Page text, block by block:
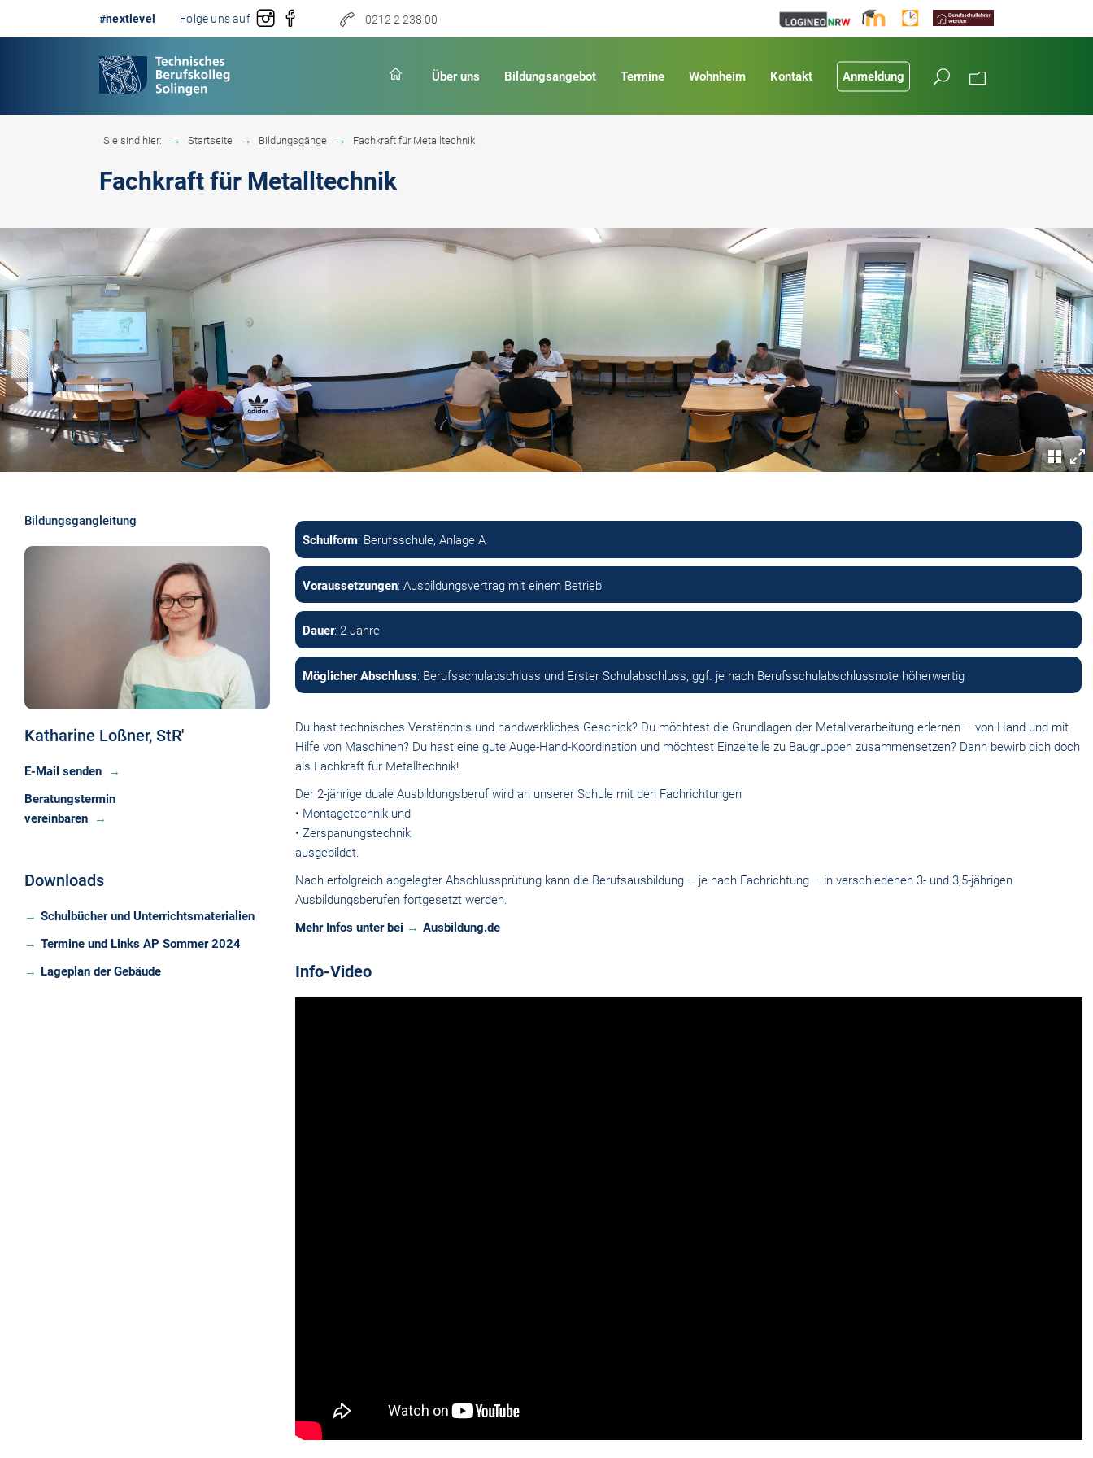
#nextlevel Folge uns auf 0212 2 238 00
Über uns Bildungsangebot
Gestaltung
Handwerk
Erster Schulabschluss
Fachhochschulreife Fachoberschulreife
Termine Wohnheim Kontakt Anmeldung
Sie sind hier: Startseite Bildungsgänge Fachkraft für Metalltechnik
Fachkraft für Metalltechnik
Bildungsgangleitung
Katharine Loßner, StR'
E-Mail senden
Beratungstermin
vereinbaren
Downloads
Schulbücher und Unterrichtsmaterialien
Termine und Links AP Sommer 2024
Lageplan der Gebäude
Schulform: Berufsschule, Anlage A
Voraussetzungen: Ausbildungsvertrag mit einem Betrieb
Dauer: 2 Jahre
Möglicher Abschluss: Berufsschulabschluss und Erster Schulabschluss, ggf. je nach Berufsschulabschlussnote höherwertig
Du hast technisches Verständnis und handwerkliches Geschick? Du möchtest die Grundlagen der Metallverarbeitung erlernen – von Hand und mit
Hilfe von Maschinen? Du hast eine gute Auge-Hand-Koordination und möchtest Einzelteile zu Baugruppen zusammensetzen? Dann bewirb dich doch
als Fachkraft für Metalltechnik!
Der 2-jährige duale Ausbildungsberuf wird an unserer Schule mit den Fachrichtungen
• Montagetechnik und
• Zerspanungstechnik
ausgebildet.
Nach erfolgreich abgelegter Abschlussprüfung kann die Berufsausbildung – je nach Fachrichtung – in verschiedenen 3- und 3,5-jährigen
Ausbildungsberufen fortgesetzt werden.
Mehr Infos unter bei
Ausbildung.de
Info-Video